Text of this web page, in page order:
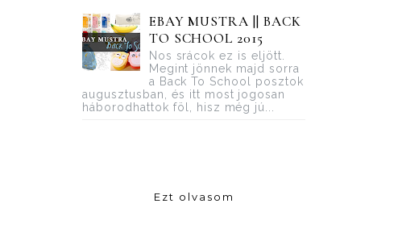
EBAY MUSTRA || BACK
TO SCHOOL 2015
Nos srácok ez is eljött.
Megint jönnek majd sorra
a Back To School posztok
augusztusban, és itt most jogosan
háborodhattok föl, hisz még jú...
Ezt olvasom